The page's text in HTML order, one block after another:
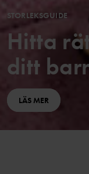
STORLEKSGUIDE
Hitta
ditt
LÄS MER